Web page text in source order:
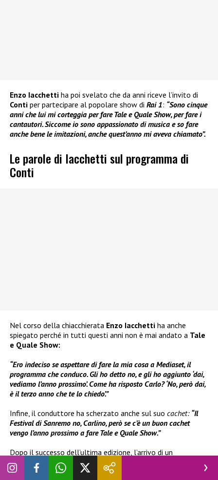
Enzo Iacchetti ha poi svelato che da anni riceve l’invito di
Conti per partecipare al popolare show di Rai 1: “Sono cinque
anni che lui mi corteggia per fare Tale e Quale Show, per fare i
cantautori. Siccome io sono appassionato di musica e so fare
anche bene le imitazioni, anche quest’anno mi aveva chiamato”.
Le parole di Iacchetti sul programma di
Conti
Nel corso della chiacchierata Enzo Iacchetti ha anche
spiegato perché in tutti questi anni non è mai andato a Tale
e Quale Show:
“Ero indeciso se aspettare di fare la mia cosa a Mediaset, il
programma che conduco. Gli ho detto no, e gli ho aggiunto ‘dai,
vediamo l’anno prossimo’. Come ha risposto Carlo? ‘No, però dai,
è il terzo anno che te lo chiedo’.”
Infine, il conduttore ha scherzato anche sul suo cachet: “Il
Festival di Sanremo no, Carlino, però se c’è un buon cachet
vengo l’anno prossimo a fare Tale e Quale Show.”
Dopo il successo dell’ultima edizione, l’arrivo di un
personaggio come
Enzo Iacchetti
un valore aggiunto per il programma di